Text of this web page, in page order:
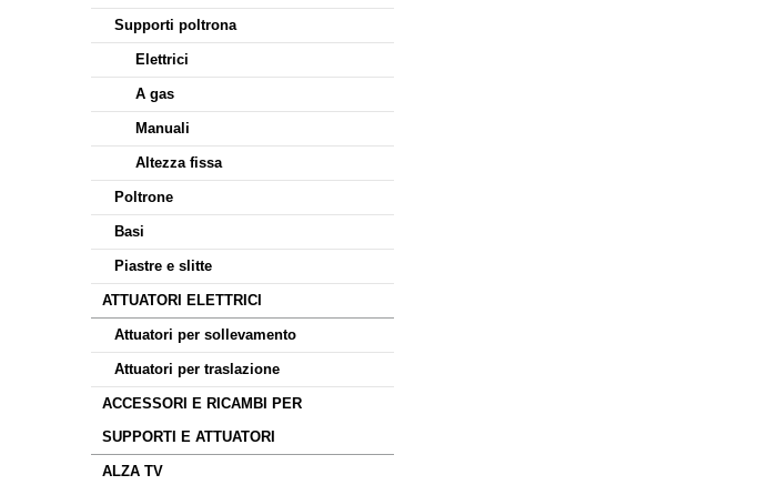
Supporti poltrona
Elettrici
A gas
Manuali
Altezza fissa
Poltrone
Basi
Piastre e slitte
ATTUATORI ELETTRICI
Attuatori per sollevamento
Attuatori per traslazione
ACCESSORI E RICAMBI PER
SUPPORTI E ATTUATORI
ALZA TV